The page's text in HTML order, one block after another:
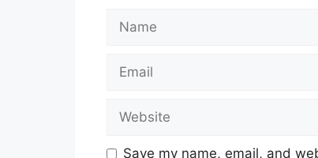
Save my name, email, and